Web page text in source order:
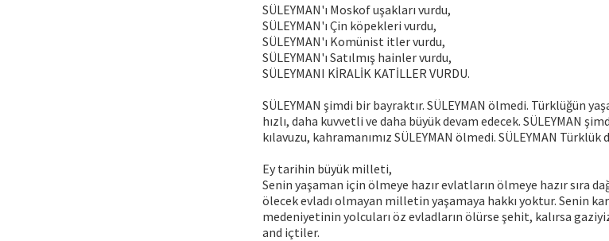
SÜLEYMAN'ı Moskof uşakları vurdu,
SÜLEYMAN'ı Çin köpekleri vurdu,
SÜLEYMAN'ı Komünist itler vurdu,
SÜLEYMAN'ı Satılmış hainler vurdu,
SÜLEYMANI KİRALİK KATİLLER VURDU.
SÜLEYMAN şimdi bir bayraktır. SÜLEYMAN ölmedi. Türklüğün
hızlı, daha kuvvetli ve daha büyük devam edecek. SÜLEYMAN
kılavuzu, kahramanımız SÜLEYMAN ölmedi. SÜLEYMAN
Ey tarihin büyük milleti,
Senin yaşaman için ölmeye hazır evlatların ölmeye hazır sıra
ölecek evladı olmayan milletin yaşamaya hakkı yoktur. Senin
medeniyetinin yolcuları öz evladların ölürse şehit, kalırsa
and içtiler.